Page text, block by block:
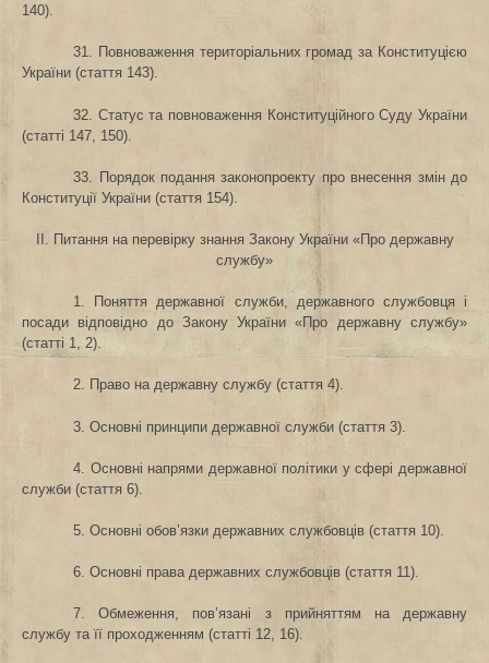
140).
31. Повноваження територіальних громад за Конституцією
України (стаття 143).
32. Статус та повноваження Конституційного Суду України
(статті 147, 150).
33. Порядок подання законопроекту про внесення змін до
Конституції України (стаття 154).
II. Питання на перевірку знання Закону України «Про державну
службу»
1. Поняття державної служби, державного службовця і
посади відповідно до Закону України «Про державну службу»
(статті 1, 2).
2. Право на державну службу (стаття 4).
3. Основні принципи державної служби (стаття 3).
4. Основні напрями державної політики у сфері державної
служби (стаття 6).
5. Основні обов’язки державних службовців (стаття 10).
6. Основні права державних службовців (стаття 11).
7. Обмеження, пов’язані з прийняттям на державну
службу та її проходженням (статті 12, 16).